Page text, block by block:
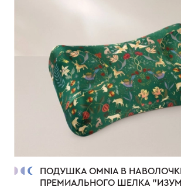
ПОДУШКА OMNIA В
ПРЕМИАЛЬНОГО ШЕЛКА